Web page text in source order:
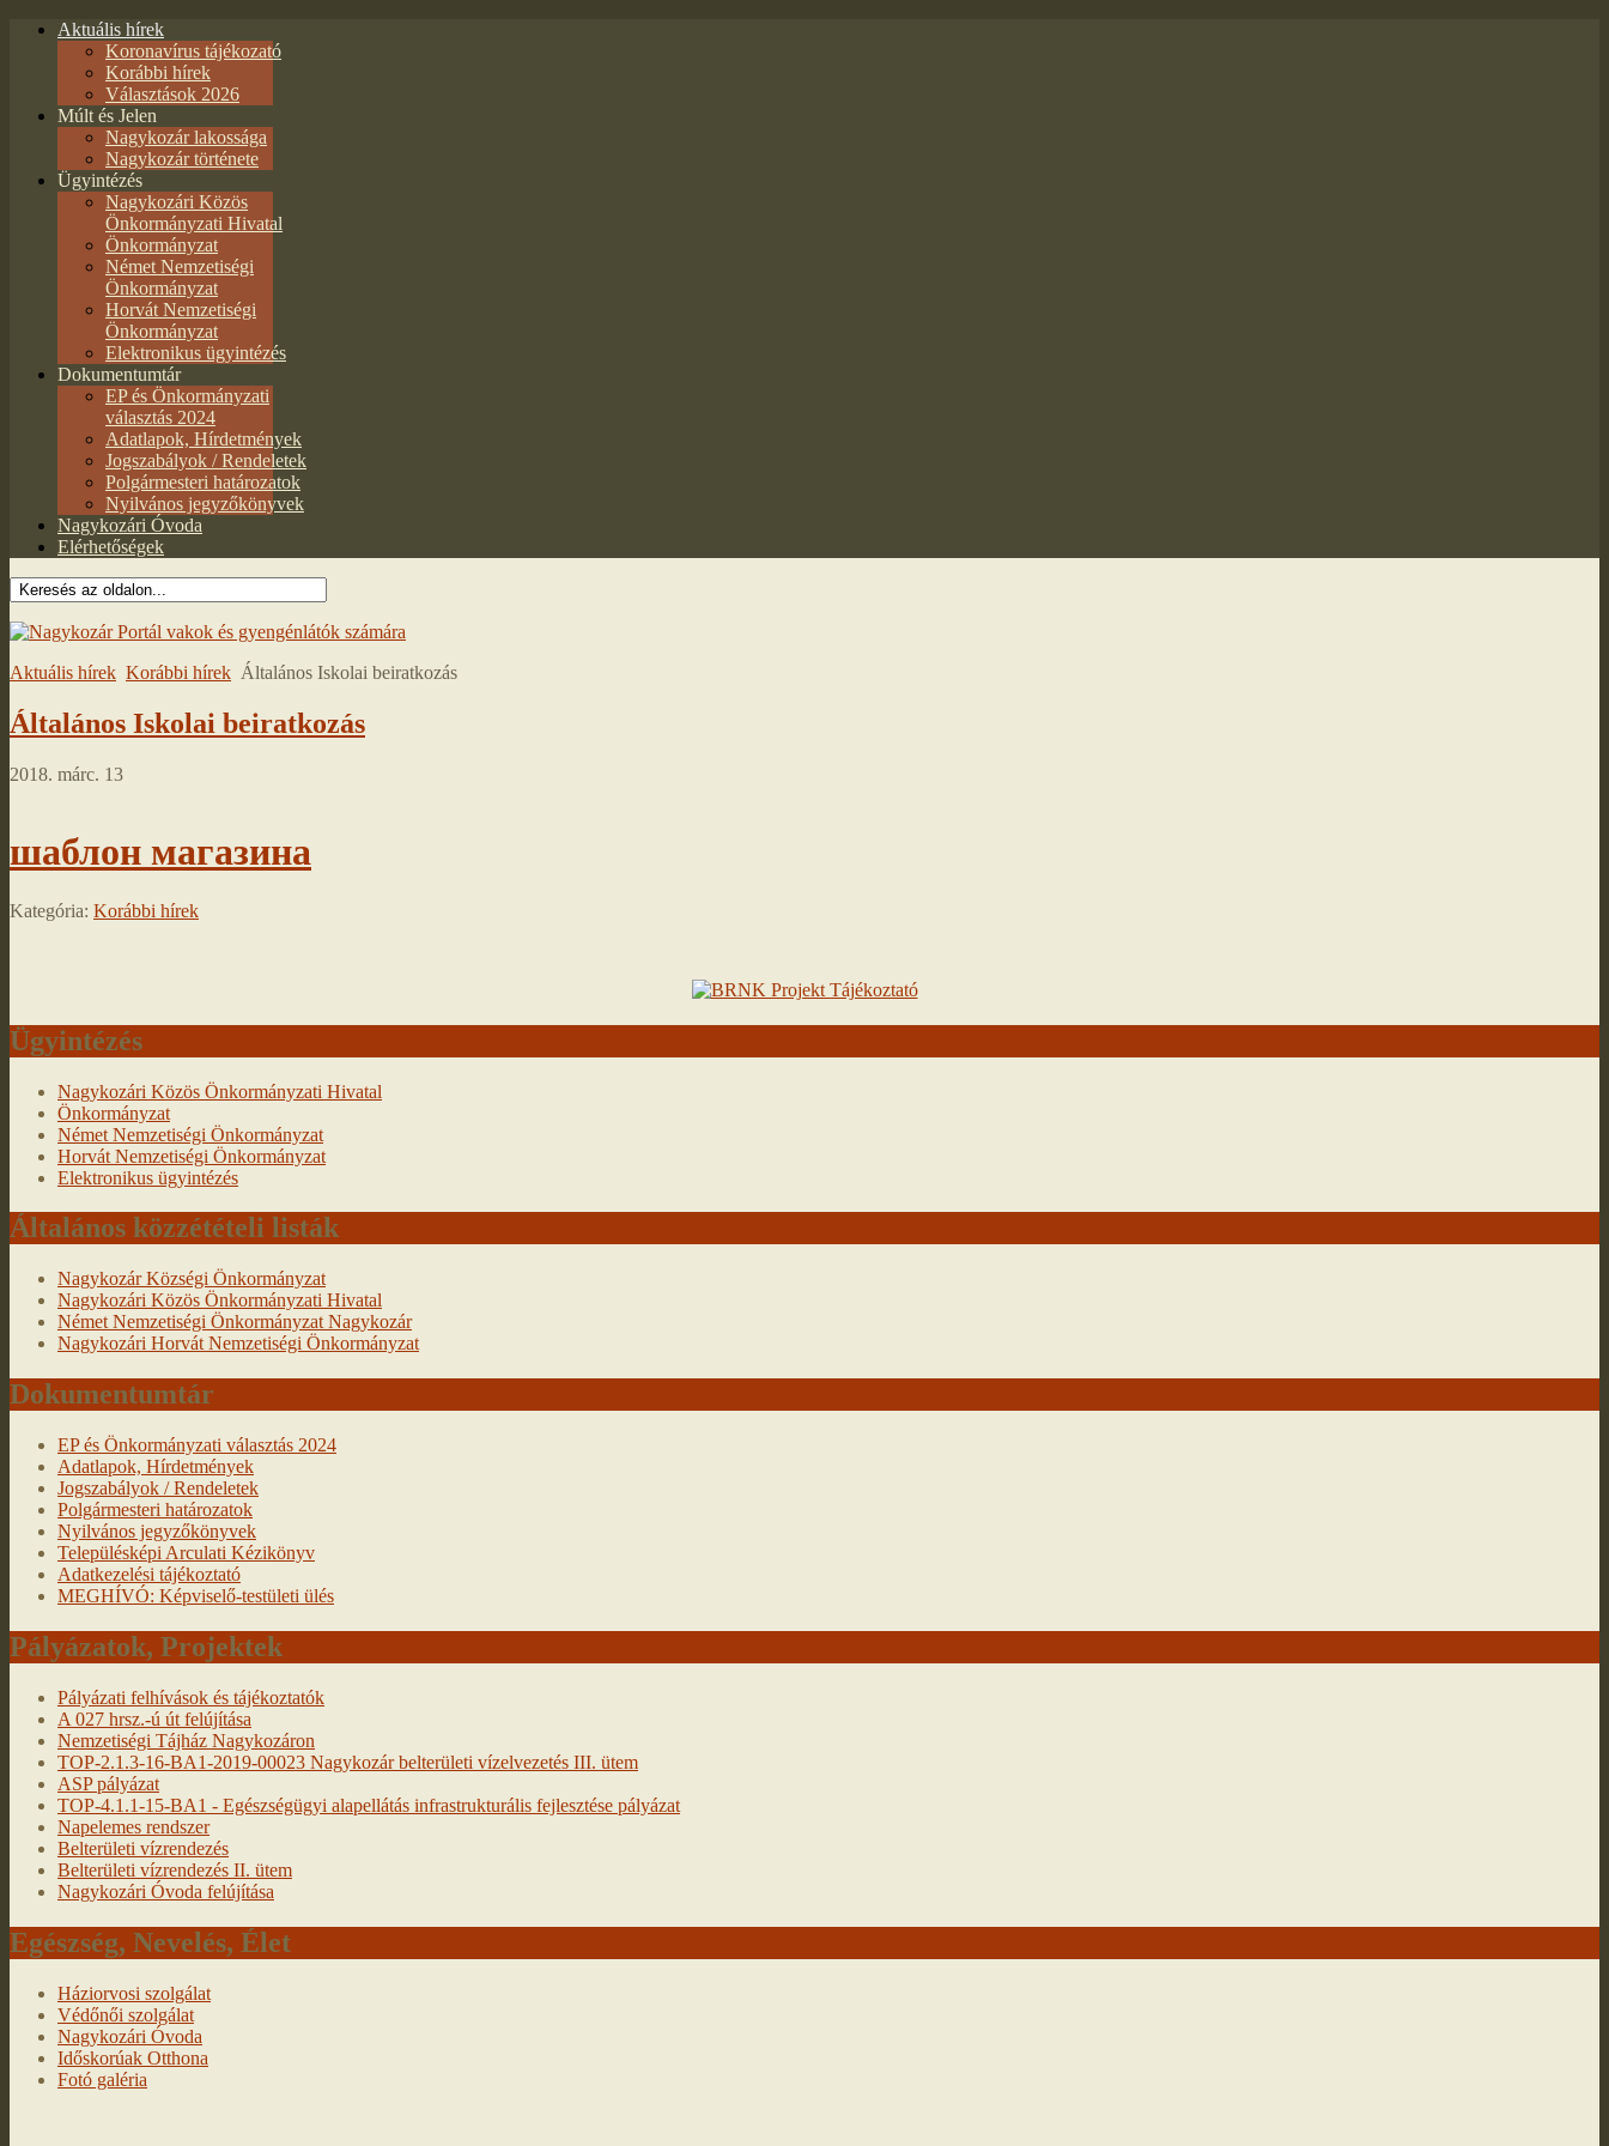
Aktuális hírek
Koronavírus tájékozató
Korábbi hírek
Választások 2026
Múlt és Jelen
Nagykozár lakossága
Nagykozár története
Ügyintézés
Nagykozári Közös
Önkormányzati Hivatal
Önkormányzat
Német Nemzetiségi
Önkormányzat
Horvát Nemzetiségi
Önkormányzat
Elektronikus ügyintézés
Dokumentumtár
EP és Önkormányzati
választás 2024
Adatlapok, Hírdetmények
Jogszabályok / Rendeletek
Polgármesteri határozatok
Nyilvános jegyzőkönyvek
Nagykozári Óvoda
Elérhetőségek
Aktuális hírek Korábbi hírek Általános Iskolai beiratkozás
Általános Iskolai beiratkozás
2018. márc. 13
шаблон магазина
Kategória: Korábbi hírek
Ügyintézés
Nagykozári Közös Önkormányzati Hivatal
Önkormányzat
Német Nemzetiségi Önkormányzat
Horvát Nemzetiségi Önkormányzat
Elektronikus ügyintézés
Általános közzétételi listák
Nagykozár Községi Önkormányzat
Nagykozári Közös Önkormányzati Hivatal
Német Nemzetiségi Önkormányzat Nagykozár
Nagykozári Horvát Nemzetiségi Önkormányzat
Dokumentumtár
EP és Önkormányzati választás 2024
Adatlapok, Hírdetmények
Jogszabályok / Rendeletek
Polgármesteri határozatok
Nyilvános jegyzőkönyvek
Településképi Arculati Kézikönyv
Adatkezelési tájékoztató
MEGHÍVÓ: Képviselő-testületi ülés
Pályázatok, Projektek
Pályázati felhívások és tájékoztatók
A 027 hrsz.-ú út felújítása
Nemzetiségi Tájház Nagykozáron
TOP-2.1.3-16-BA1-2019-00023 Nagykozár belterületi vízelvezetés III. ütem
ASP pályázat
TOP-4.1.1-15-BA1 - Egészségügyi alapellátás infrastrukturális fejlesztése pályázat
Napelemes rendszer
Belterületi vízrendezés
Belterületi vízrendezés II. ütem
Nagykozári Óvoda felújítása
Egészség, Nevelés, Élet
Háziorvosi szolgálat
Védőnői szolgálat
Nagykozári Óvoda
Időskorúak Otthona
Fotó galéria